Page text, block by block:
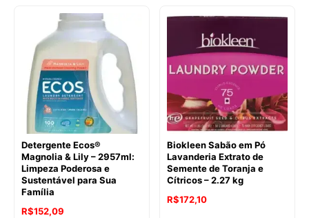
original
R$246,23.
atual
é:
R$167,63.
Detergente Ecos®
Magnolia & Lily – 2957ml:
Limpeza Poderosa e
Sustentável para Sua
Família
O
R$152,09
Biokleen Sabão em Pó
Lavanderia Extrato de
Semente de Toranja e
Cítricos – 2.27 kg
O
R$172,10O